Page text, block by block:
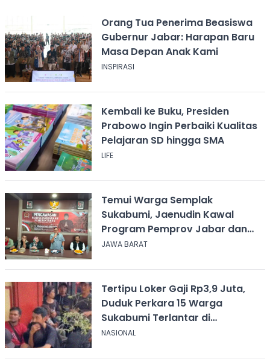
Orang Tua Penerima Beasiswa
Gubernur Jabar: Harapan Baru
Masa Depan Anak Kami
INSPIRASI
Kembali ke Buku, Presiden
Prabowo Ingin Perbaiki Kualitas
Pelajaran SD hingga SMA
LIFE
Temui Warga Semplak
Sukabumi, Jaenudin Kawal
Program Pemprov Jabar dan
Serap Aspirasi
JAWA BARAT
Tertipu Loker Gaji Rp3,9 Juta,
Duduk Perkara 15 Warga
Sukabumi Terlantar di
Kalimantan
NASIONAL